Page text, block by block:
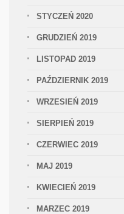
STYCZEŃ 2020
GRUDZIEŃ 2019
LISTOPAD 2019
PAŹDZIERNIK 2019
WRZESIEŃ 2019
SIERPIEŃ 2019
CZERWIEC 2019
MAJ 2019
KWIECIEŃ 2019
MARZEC 2019